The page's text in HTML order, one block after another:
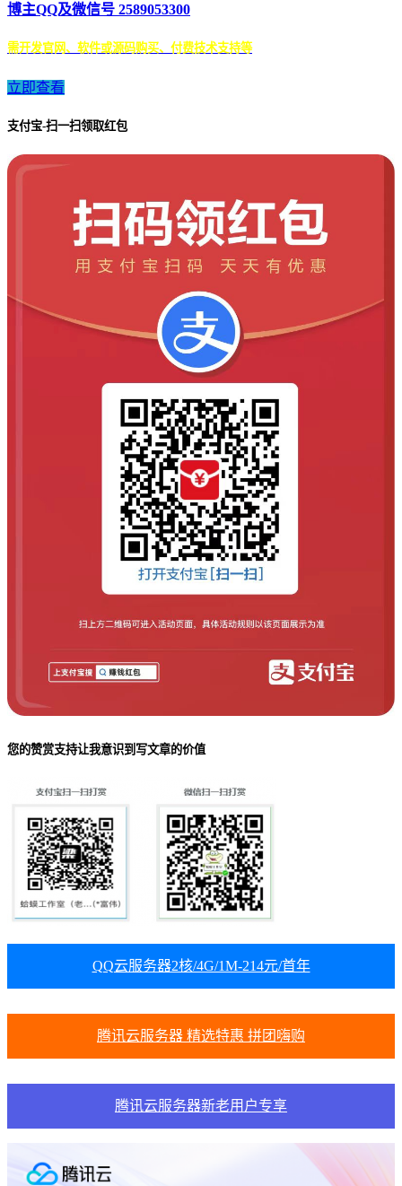
博主QQ及微信号 2589053300
需开发官网、软件或源码购买、付费技术支持等
立即查看
支付宝-扫一扫领取红包
您的赞赏支持让我意识到写文章的价值
QQ云服务器2核/4G/1M-214元/首年
腾讯云服务器 精选特惠 拼团嗨购
腾讯云服务器新老用户专享